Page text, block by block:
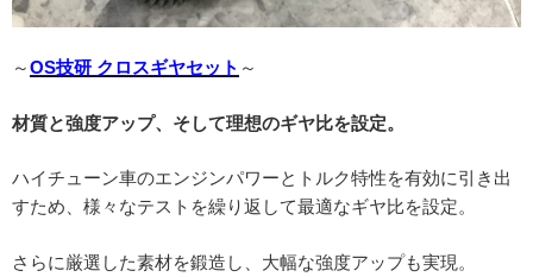
～OS技研 クロスギヤセット ～
材質と強度アップ、そして理想のギヤ比を設定。
ハイチューン車のエンジンパワーとトルク特性を有効に引き出
すため、様々なテストを繰り返して最適なギヤ比を設定。
さらに厳選した素材を鍛造し、大幅な強度アップも実現。